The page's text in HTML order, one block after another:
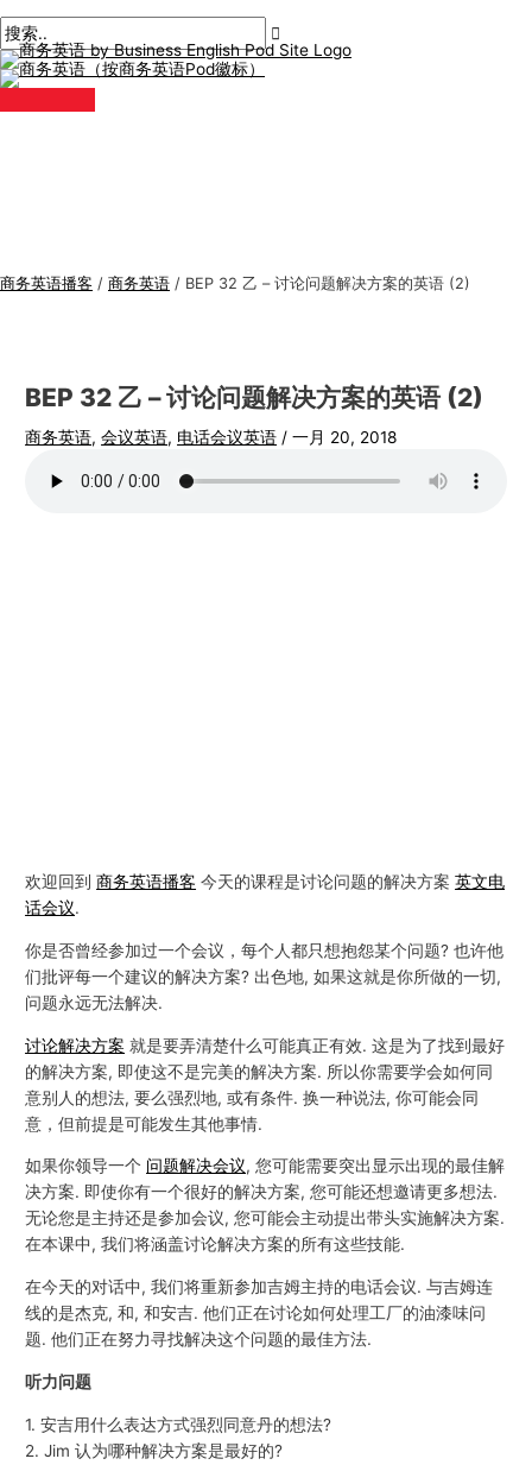
至
内
容
菜
商务英语播客 / 商务英语 / BEP 32 乙 – 讨论问题解决方案的英语 (2)
BEP 32 乙 – 讨论问题解决方案的英语 (2)
商务英语,会议英语, 电话会议英语 /一月 20, 2018
欢迎回到商务英语播客 今天的课程是讨论问题的解决方案英文电
话会议.
你是否曾经参加过一个会议，每个人都只想抱怨某个问题? 也许他
们批评每一个建议的解决方案? 出色地, 如果这就是你所做的一切,
问题永远无法解决.
讨论解决方案 就是要弄清楚什么可能真正有效. 这是为了找到最好
的解决方案, 即使这不是完美的解决方案. 所以你需要学会如何同
意别人的想法, 要么强烈地, 或有条件. 换一种说法, 你可能会同
意，但前提是可能发生其他事情.
如果你领导一个 问题解决会议, 您可能需要突出显示出现的最佳解
决方案. 即使你有一个很好的解决方案, 您可能还想邀请更多想法.
无论您是主持还是参加会议, 您可能会主动提出带头实施解决方案.
在本课中, 我们将涵盖讨论解决方案的所有这些技能.
在今天的对话中, 我们将重新参加吉姆主持的电话会议. 与吉姆连
线的是杰克, 和, 和安吉. 他们正在讨论如何处理工厂的油漆味问
题. 他们正在努力寻找解决这个问题的最佳方法.
听力问题
1. 安吉用什么表达方式强烈同意丹的想法?
2. Jim 认为哪种解决方案是最好的?
子
导
航
此
输
入。.
名
*
子
邮
件
*
商
务
英
语
搜
索
: